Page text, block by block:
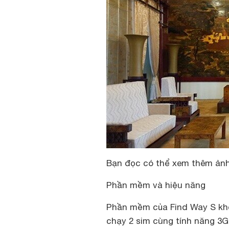
Bạn đọc có thể xem thêm
Phần mềm và hiệu năng
Phần mềm của Find Way S
chạy 2 sim cùng tính năng